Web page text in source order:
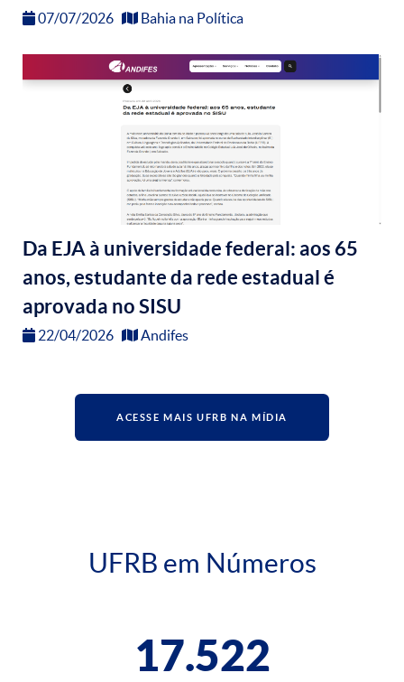
07/07/2026 Bahia na Política
Da EJA à universidade federal: aos 65
anos, estudante da rede estadual é
aprovada no SISU
22/04/2026 Andifes
ACESSE MAIS UFRB NA MÍDIA
UFRB em Números
17.522